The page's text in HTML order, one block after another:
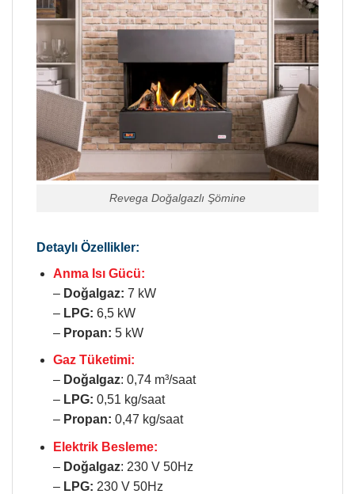
Revega Doğalgazlı Şömine
Detaylı Özellikler:
Anma Isı Gücü:
– Doğalgaz: 7 kW
– LPG: 6,5 kW
– Propan: 5 kW
Gaz Tüketimi:
– Doğalgaz: 0,74 m³/saat
– LPG: 0,51 kg/saat
– Propan: 0,47 kg/saat
Elektrik Besleme:
– Doğalgaz: 230 V 50Hz
– LPG: 230 V 50Hz